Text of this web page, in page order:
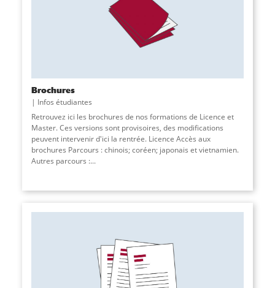
Brochures
Infos étudiantes
Retrouvez ici les brochures de nos formations de Licence et
Master. Ces versions sont provisoires, des modifications
peuvent intervenir d'ici la rentrée. Licence Accès aux
brochures Parcours : chinois; coréen; japonais et vietnamien.
Autres parcours :...